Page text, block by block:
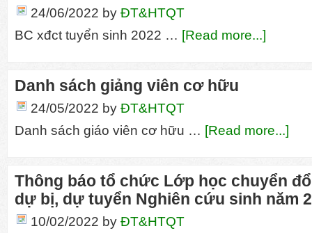
24/06/2022 by ĐT&HTQT
BC xđct tuyển sinh 2022 … [Read more...]
Danh sách giảng viên cơ hữu
24/05/2022 by ĐT&HTQT
Danh sách giáo viên cơ hữu … [Read more...]
Thông báo tổ chức Lớp học chuyển
dự bị, dự tuyển Nghiên cứu sinh năm
10/02/2022 by ĐT&HTQT